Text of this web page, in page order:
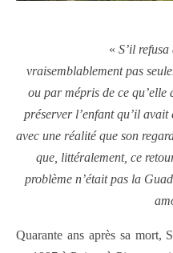
« S’il
vraisemblablement pas
ou par mépris de ce
préserver l’enfant qu’il
avec une réalité que son
que, littéralement, ce
problème n’était pas la
Quarante ans après sa mort,